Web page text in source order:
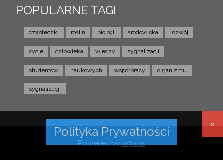
POPULARNE TAGI
cząsteczki roślin biologii środowiska rozwój
życie człowieka wiedzy sygnalizacji
studentów naukowych współpracy organizmu
sygnalizacji
Powered byw3.css
×
Polityka Prywatności